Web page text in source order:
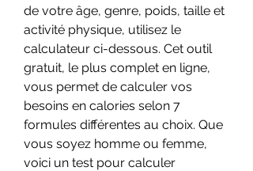
de votre âge, genre, poids, taille et
activité physique, utilisez le
calculateur ci-dessous. Cet outil
gratuit, le plus complet en ligne,
vous permet de calculer vos
besoins en calories selon 7
formules différentes au choix. Que
vous soyez homme ou femme,
voici un test pour calculer